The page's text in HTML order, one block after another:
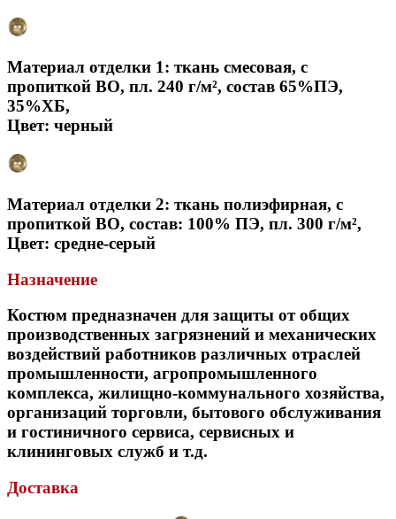
Материал отделки 1: ткань смесовая, с
пропиткой ВО, пл. 240 г/м², состав 65%ПЭ,
35%ХБ,
Цвет: черный
Материал отделки 2: ткань полиэфирная, с
пропиткой ВО, состав: 100% ПЭ, пл. 300 г/м²,
Цвет: средне-серый
Назначение
Костюм предназначен для защиты от общих
производственных загрязнений и механических
воздействий работников различных отраслей
промышленности, агропромышленного
комплекса, жилищно-коммунального хозяйства,
организаций торговли, бытового обслуживания
и гостиничного сервиса, сервисных и
клининговых служб и т.д.
Доставка